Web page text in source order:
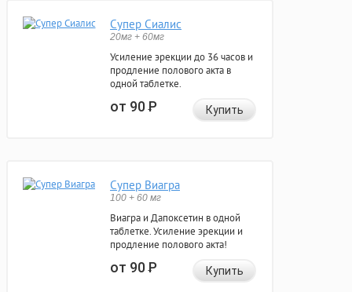
Супер Сиалис
20мг + 60мг
Усиление эрекции до 36 часов и
продление полового акта в
одной таблетке.
от 90Р Купить
Супер Виагра
100 + 60 мг
Виагра и Дапоксетин в одной
таблетке. Усиление эрекции и
продление полового акта!
от 90Р Купить